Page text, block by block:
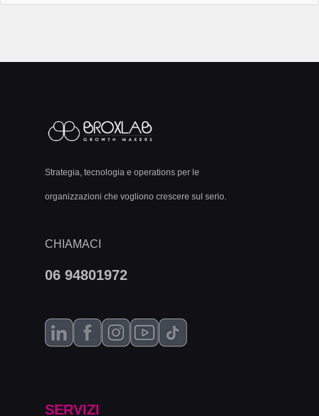
Strategia, tecnologia e operations per le
organizzazioni che vogliono crescere sul serio.
CHIAMACI
06 94801972
SERVIZI